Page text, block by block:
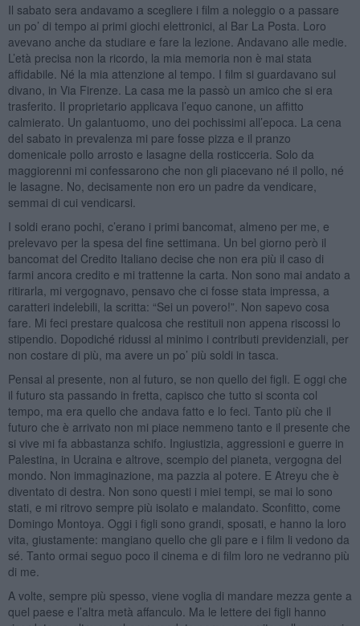
Il sabato sera andavamo a scegliere i film a noleggio o a passare
un po’ di tempo ai primi giochi elettronici, al Bar La Posta. Loro
avevano anche da studiare e fare la lezione. Andavano alle medie.
L’età precisa non la ricordo, la mia memoria non è mai stata
affidabile. Né la mia attenzione al tempo. I film si guardavano sul
divano, in Via Firenze. La casa me la passò un amico che si era
trasferito. Il proprietario applicava l’equo canone, un affitto
calmierato. Un galantuomo, uno dei pochissimi all’epoca. La cena
del sabato in prevalenza mi pare fosse pizza e il pranzo
domenicale pollo arrosto e lasagne della rosticceria. Solo da
maggiorenni mi confessarono che non gli piacevano né il pollo, né
le lasagne. No, decisamente non ero un padre da vendicare,
semmai di cui vendicarsi.
I soldi erano pochi, c’erano i primi bancomat, almeno per me, e
prelevavo per la spesa del fine settimana. Un bel giorno però il
bancomat del Credito Italiano decise che non era più il caso di
farmi ancora credito e mi trattenne la carta. Non sono mai andato a
ritirarla, mi vergognavo, pensavo che ci fosse stata impressa, a
caratteri indelebili, la scritta: “Sei un povero!”. Non sapevo cosa
fare. Mi feci prestare qualcosa che restituii non appena riscossi lo
stipendio. Dopodiché ridussi al minimo i contributi previdenziali, per
non costare di più, ma avere un po’ più soldi in tasca.
Pensai al presente, non al futuro, se non quello dei figli. E oggi che
il futuro sta passando in fretta, capisco che tutto si sconta col
tempo, ma era quello che andava fatto e lo feci. Tanto più che il
futuro che è arrivato non mi piace nemmeno tanto e il presente che
si vive mi fa abbastanza schifo. Ingiustizia, aggressioni e guerre in
Palestina, in Ucraina e altrove, scempio del pianeta, vergogna del
mondo. Non immaginazione, ma pazzia al potere. E Atreyu che è
diventato di destra. Non sono questi i miei tempi, se mai lo sono
stati, e mi ritrovo sempre più isolato e malandato. Sconfitto, come
Domingo Montoya. Oggi i figli sono grandi, sposati, e hanno la loro
vita, giustamente: mangiano quello che gli pare e i film li vedono da
sé. Tanto ormai seguo poco il cinema e di film loro ne vedranno più
di me.
A volte, sempre più spesso, viene voglia di mandare mezza gente a
quel paese e l’altra metà affanculo. Ma le lettere dei figli hanno